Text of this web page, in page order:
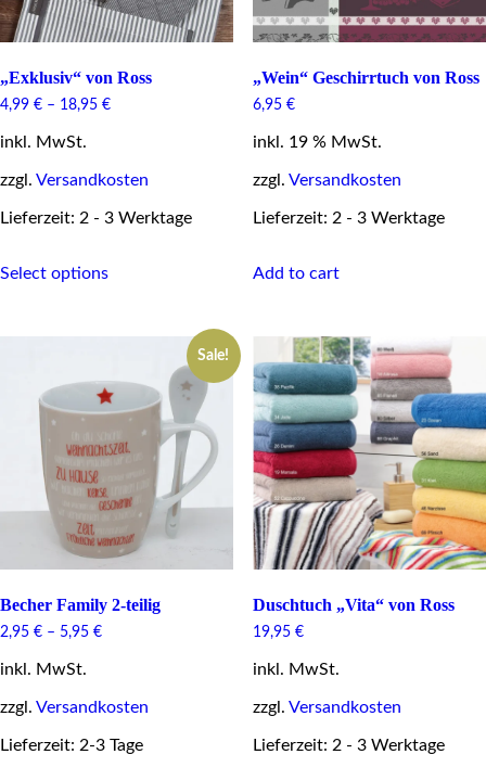
„Exklusiv“ von Ross
4,99 € – 18,95 €
inkl. MwSt.
zzgl. Versandkosten
Lieferzeit: 2 - 3 Werktage
Select optionsproduct
options
may
be
chosen
on
product
„Wein“ Geschirrtuch von Ross
6,95 €
inkl. 19 % MwSt.
zzgl. Versandkosten
Lieferzeit: 2 - 3 Werktage
Add to cart
Sale!
Becher Family 2-teilig
2,95 € – 5,95 €
inkl. MwSt.
zzgl. Versandkosten
Lieferzeit: 2-3 Tage
Duschtuch „Vita“ von Ross
19,95 €
inkl. MwSt.
zzgl. Versandkosten
Lieferzeit: 2 - 3 Werktage